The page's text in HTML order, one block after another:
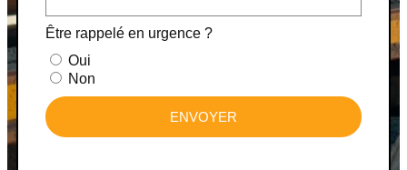
Être rappelé en urgence ?
Oui
Non
ENVOYER